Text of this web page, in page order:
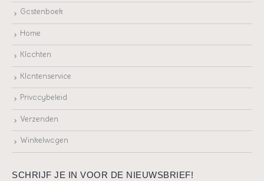
Gastenboek
Home
Klachten
Klantenservice
Privacybeleid
Verzenden
Winkelwagen
SCHRIJF JE IN VOOR DE NIEUWSBRIEF!